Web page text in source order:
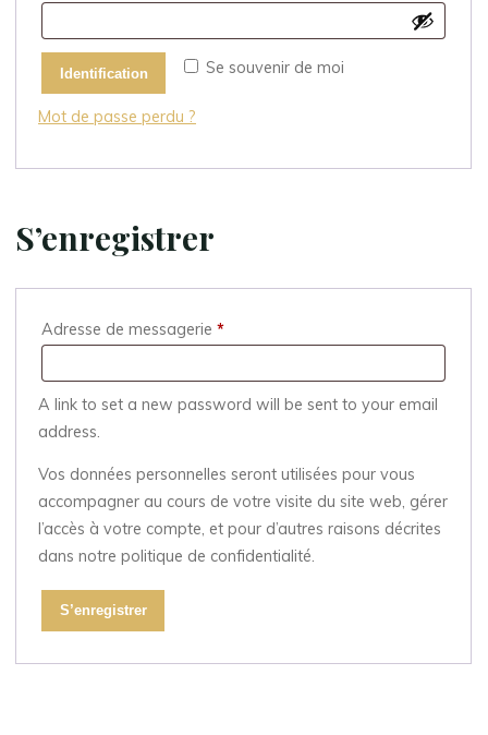
Se souvenir de moi
Identification
Mot de passe perdu ?
S’enregistrer
Adresse de messagerie*Obligatoire
A link to set a new password will be sent to your email
address.
Vos données personnelles seront utilisées pour vous
accompagner au cours de votre visite du site web, gérer
l’accès à votre compte, et pour d’autres raisons décrites
dans notre politique de confidentialité.
S’enregistrer